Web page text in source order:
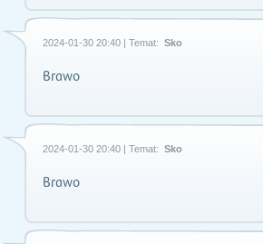
2024-01-30 20:40 | Temat: Sko
Brawo
2024-01-30 20:40 | Temat: Sko
Brawo